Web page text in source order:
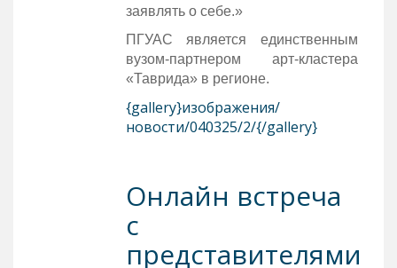
заявлять о себе.»
ПГУАС является единственным
вузом-партнером арт-кластера
«Таврида» в регионе.
{gallery}изображения/
новости/040325/2/{/gallery}
Онлайн встреча
с
представителями